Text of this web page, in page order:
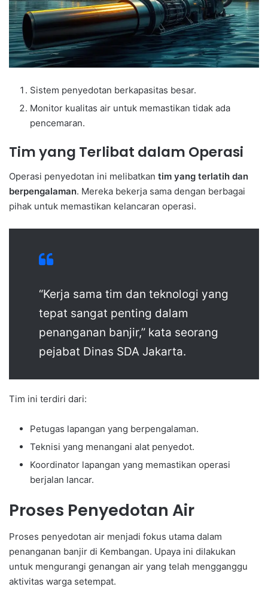
Sistem penyedotan berkapasitas besar.
Monitor kualitas air untuk memastikan tidak ada
pencemaran.
Tim yang Terlibat dalam Operasi
Operasi penyedotan ini melibatkan tim yang terlatih dan
berpengalaman. Mereka bekerja sama dengan berbagai
pihak untuk memastikan kelancaran operasi.
“Kerja sama tim dan teknologi yang
tepat sangat penting dalam
penanganan banjir,” kata seorang
pejabat Dinas SDA Jakarta.
Tim ini terdiri dari:
Petugas lapangan yang berpengalaman.
Teknisi yang menangani alat penyedot.
Koordinator lapangan yang memastikan operasi
berjalan lancar.
Proses Penyedotan Air
Proses penyedotan air menjadi fokus utama dalam
penanganan banjir di Kembangan. Upaya ini dilakukan
untuk mengurangi genangan air yang telah mengganggu
aktivitas warga setempat.